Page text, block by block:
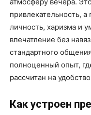
привлекательность,
личность, харизма и
впечатление без
стандартного
полноценный опыт,
рассчитан на
Как устроен